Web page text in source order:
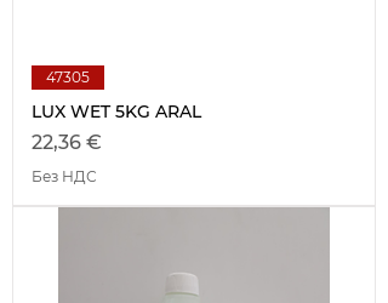
47305
LUX WET 5KG ARAL
Цена
22,36 €
Без НДС